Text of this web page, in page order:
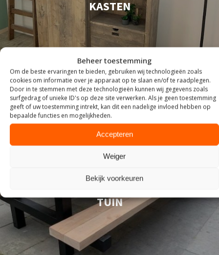
Beheer toestemming
Om de beste ervaringen te bieden, gebruiken wij technologieën zoals
cookies om informatie over je apparaat op te slaan en/of te raadplegen.
Door in te stemmen met deze technologieën kunnen wij gegevens zoals
surfgedrag of unieke ID's op deze site verwerken. Als je geen toestemming
geeft of uw toestemming intrekt, kan dit een nadelige invloed hebben op
bepaalde functies en mogelijkheden.
Accepteren
Weiger
Bekijk voorkeuren
KASTEN
TUIN